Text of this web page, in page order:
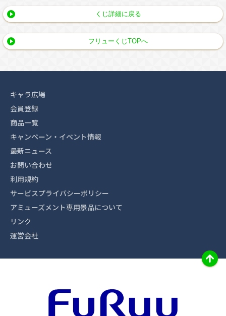
くじ詳細に戻る
フリューくじTOPへ
キャラ広場
会員登録
商品一覧
キャンペーン・イベント情報
最新ニュース
お問い合わせ
利用規約
サービスプライバシーポリシー
アミューズメント専用景品について
リンク
運営会社